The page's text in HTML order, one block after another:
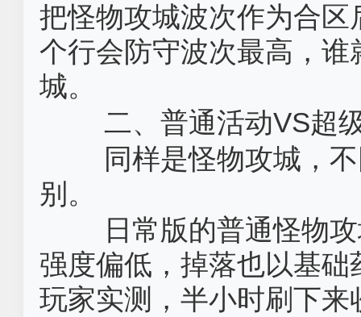
把怪物攻城波次作为合
个行会防守波次最高，
城。
二、普通活动VS超
同样是怪物攻城，
别。
日常版的普通怪物
强度偏低，掉落也以基
玩家实测，半小时刷下